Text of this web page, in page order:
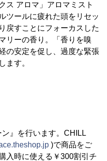
ス アロマ」アロマミスト
ツールに疲れた頭をリセッ
戻すことにフォーカスした
リーの香り。「香りを嗅
の安定を促し、過度な緊張
ます。
』を行います。CHILL
)で商品をご
入時に使える￥300割引チ